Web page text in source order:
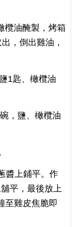
欖油醃製，烤箱
，倒出雞油，
1匙、橄欖油
，鹽、橄欖油
醬上鋪平。作
平，最後放上
至雞皮焦脆即